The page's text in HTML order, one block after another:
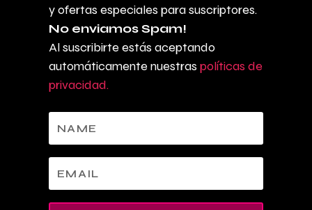
y ofertas especiales para suscriptores.
No enviamos Spam!
Al suscribirte estás aceptando
automáticamente nuestras políticas de
privacidad.